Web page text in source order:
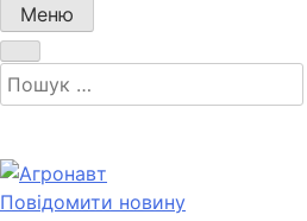
Меню
Пошук:
Повідомити новину